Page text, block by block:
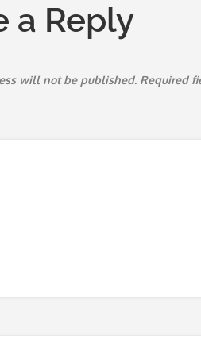
a Reply
will not be published. Required